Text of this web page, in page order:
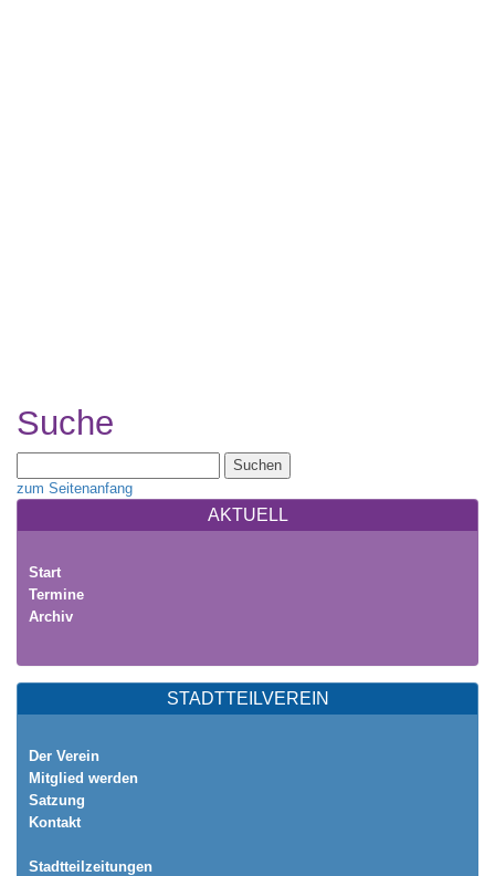
AKTUELL
Start
Termine
Archiv
STADTTEILVEREIN
Der Verein
Mitglied werden
Satzung
Kontakt
Stadtteilzeitungen
Suche
nach:
zum Seitenanfang